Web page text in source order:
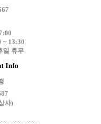
~ 13:30
일 휴무
Info
사)